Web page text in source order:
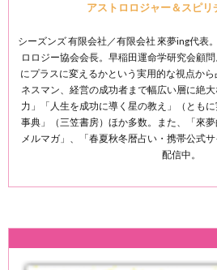
アストロロジャー＆スピリ
シーズンズ 有限会社／有限会社 來夢ing代表
ロロジー協会会長。早稲田運命学研究会顧
にプラスに変えるかという実用的な視点か
ネスマン、経営の成功者まで幅広い層に絶
力」「人生を成功に導く星の教え」（とも
事典」（三笠書房）ほか多数。また、「來
メルマガ」、「春夏秋冬暦占い・携帯公式
配信中。